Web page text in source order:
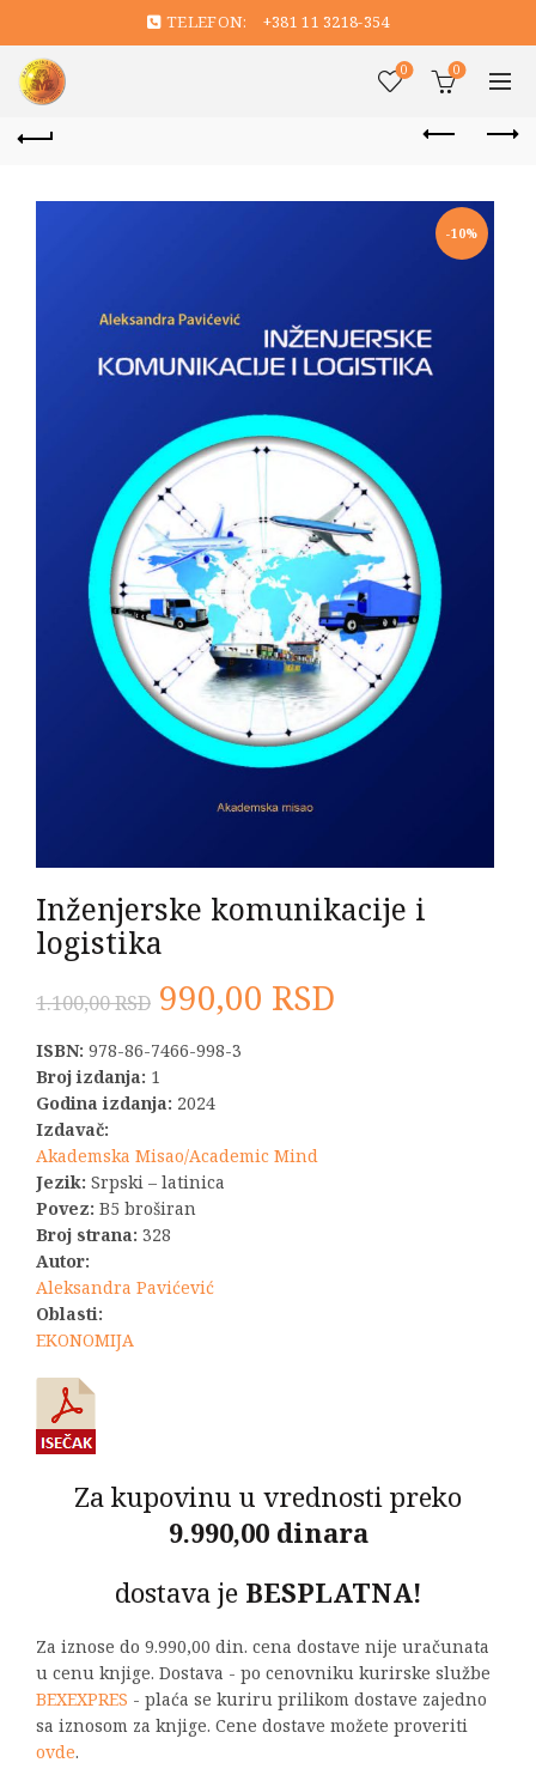
TELEFON: +381 11 3218-354
0 0
-10%
Inženjerske komunikacije i
logistika
1.100,00RSD Originalna
cena
je
bila:
1.100,00 RSD.
990,00 RSD
ISBN: 978-86-7466-998-3
Broj izdanja: 1
Godina izdanja: 2024
Izdavač:
Akademska Misao/Academic Mind
Jezik: Srpski – latinica
Povez: B5 broširan
Broj strana: 328
Autor:
Aleksandra Pavićević
Oblasti:
EKONOMIJA
Za kupovinu u vrednosti preko
9.990,00 dinara
dostava je BESPLATNA!
Za iznose do 9.990,00 din. cena dostave nije uračunata
u cenu knjige. Dostava - po cenovniku kurirske službe
BEXEXPRES - plaća se kuriru prilikom dostave zajedno
sa iznosom za knjige. Cene dostave možete proveriti
ovde.